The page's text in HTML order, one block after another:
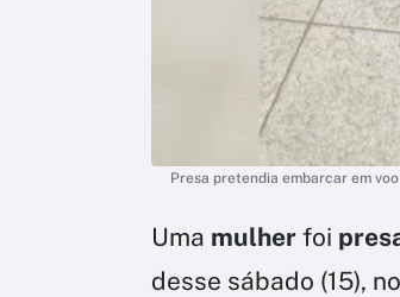
Presa pretendia embarcar em
Uma mulher foi
desse sábado (15), no